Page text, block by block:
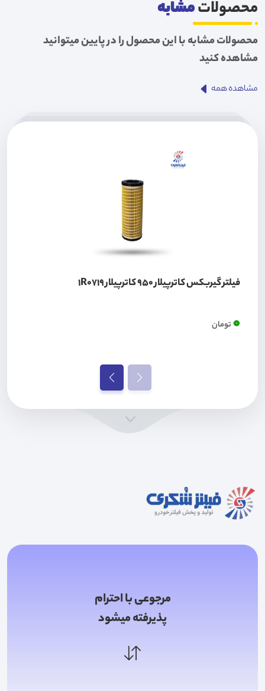
محصولاتمشابه
محصولات مشابه با این محصول را در پایین میتوانید
مشاهده کنید
مشاهده همه
فیلتر گیربکس کاترپیلار 950 کاترپیلار 1R0719
0تومان
مرجوعی با احترام
پذیرفته میشود